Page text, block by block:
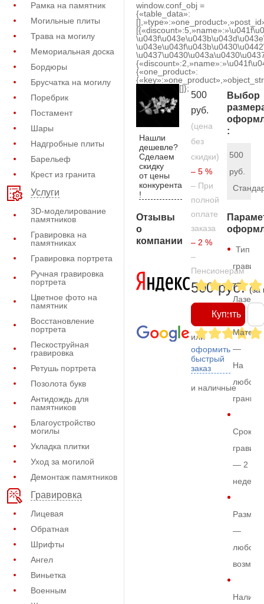
Рамка на памятник
Могильные плиты
Трава на могилу
Мемориальная доска
Бордюры
Брусчатка на могилу
Поребрик
Постамент
Шары
Надгробные плиты
Барельеф
Крест из гранита
Услуги
3D-моделирование
памятников
Гравировка на
памятниках
Гравировка портрета
Ручная гравировка
портрета
Цветное фото на
памятник
Восстановление
портрета
Пескоструйная
гравировка
Ретушь портрета
Позолота букв
Антидождь для
памятников
Благоустройство
могилы
Укладка плитки
Уход за могилой
Демонтаж памятников
Гравировка
Лицевая
Обратная
Шрифты
Ангел
Виньетка
Военным
window.conf_obj =
{«table_data»:
{«one_product»:
[]};
Нашли
дешевле?
Сделаем
скидку
от цены
конкурента
!
Отзывы
о
компании
500
руб.
(цена
без
скидки)
– 5 %
– При
полной
оплате
заказа
– 2 %
–
Пенсионерам
500 руб. (за
Купить
или
оформить
быстрый
заказ
и наличные
Выбор
:
500
руб.
Тип
—
—
На
любом
граните
Срок
— 2
недели
Размер
—
любой